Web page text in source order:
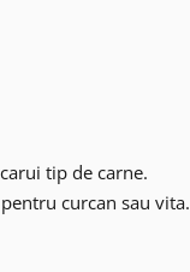
tip de carne.
curcan sau vita.